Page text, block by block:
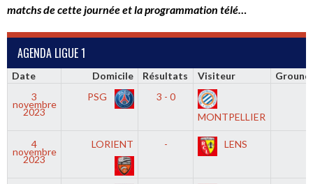
matchs de cette journée et la programmation télé…
AGENDA LIGUE 1
Date Domicile Résultats Visiteur
Ground
3
novembre
2023
PSG
3 - 0
MONTPELLIER
4
novembre
2023
LORIENT - LENS